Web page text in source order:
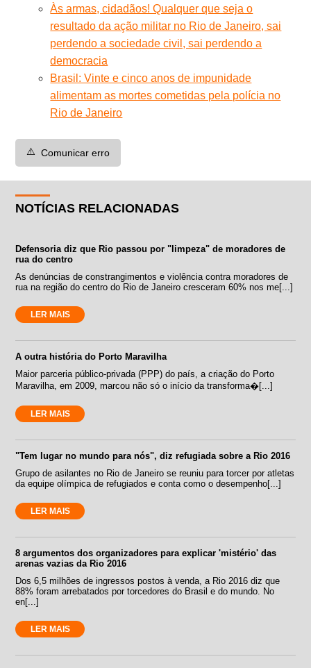
Às armas, cidadãos! Qualquer que seja o
resultado da ação militar no Rio de Janeiro, sai
perdendo a sociedade civil, sai perdendo a
democracia
Brasil: Vinte e cinco anos de impunidade
alimentam as mortes cometidas pela polícia no
Rio de Janeiro
⚠️ Comunicar erro
NOTÍCIAS RELACIONADAS
Defensoria diz que Rio passou por "limpeza" de moradores de
rua do centro
As denúncias de constrangimentos e violência contra moradores de
rua na região do centro do Rio de Janeiro cresceram 60% nos me[...]
LER MAIS
A outra história do Porto Maravilha
Maior parceria público-privada (PPP) do país, a criação do Porto
Maravilha, em 2009, marcou não só o início da transforma�[...]
LER MAIS
"Tem lugar no mundo para nós", diz refugiada sobre a Rio 2016
Grupo de asilantes no Rio de Janeiro se reuniu para torcer por atletas
da equipe olímpica de refugiados e conta como o desempenho[...]
LER MAIS
8 argumentos dos organizadores para explicar 'mistério' das
arenas vazias da Rio 2016
Dos 6,5 milhões de ingressos postos à venda, a Rio 2016 diz que
88% foram arrebatados por torcedores do Brasil e do mundo. No
en[...]
LER MAIS